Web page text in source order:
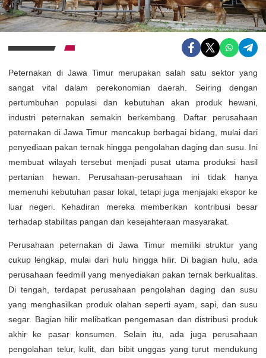
Peternakan di Jawa Timur merupakan salah satu sektor yang
sangat vital dalam perekonomian daerah. Seiring dengan
pertumbuhan populasi dan kebutuhan akan produk hewani,
industri peternakan semakin berkembang. Daftar perusahaan
peternakan di Jawa Timur mencakup berbagai bidang, mulai dari
penyediaan pakan ternak hingga pengolahan daging dan susu. Ini
membuat wilayah tersebut menjadi pusat utama produksi hasil
pertanian hewan. Perusahaan-perusahaan ini tidak hanya
memenuhi kebutuhan pasar lokal, tetapi juga menjajaki ekspor ke
luar negeri. Kehadiran mereka memberikan kontribusi besar
terhadap stabilitas pangan dan kesejahteraan masyarakat.
Perusahaan peternakan di Jawa Timur memiliki struktur yang
cukup lengkap, mulai dari hulu hingga hilir. Di bagian hulu, ada
perusahaan feedmill yang menyediakan pakan ternak berkualitas.
Di tengah, terdapat perusahaan pengolahan daging dan susu
yang menghasilkan produk olahan seperti ayam, sapi, dan susu
segar. Bagian hilir melibatkan pengemasan dan distribusi produk
akhir ke pasar konsumen. Selain itu, ada juga perusahaan
pengolahan telur, kulit, dan bibit unggas yang turut mendukung